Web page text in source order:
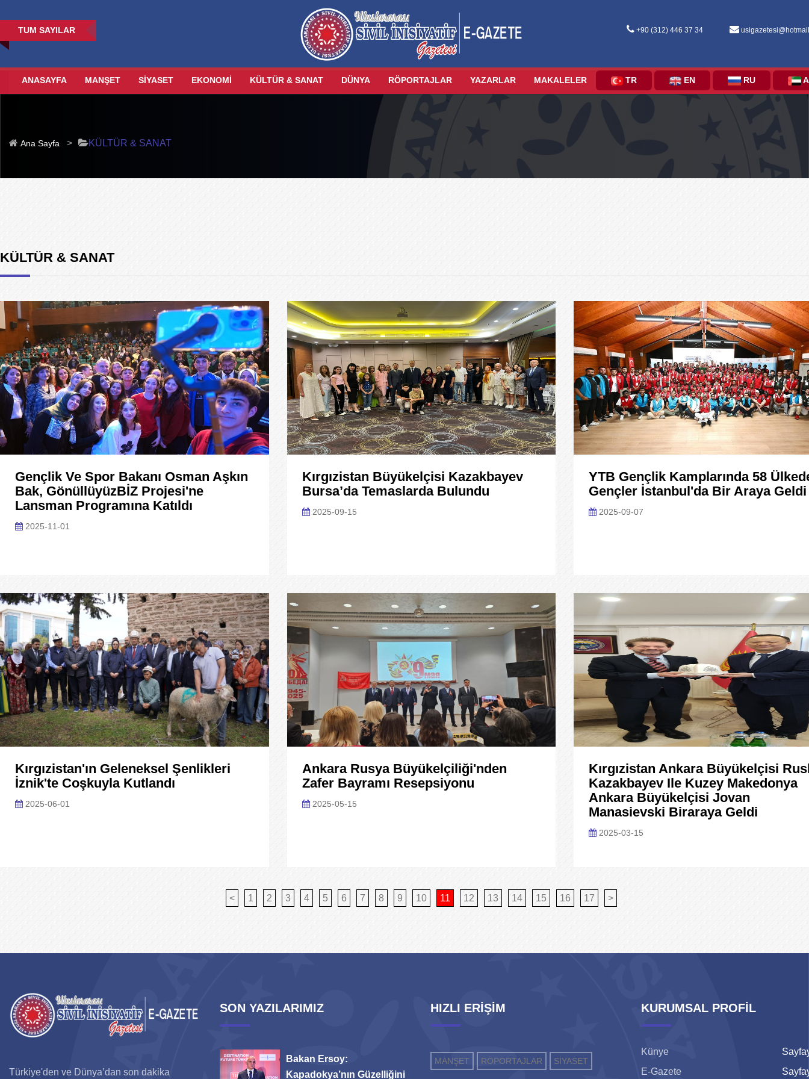
TUM SAYILAR +90 (312) 446 37 34
ANASAYFA MANŞET SİYASET EKONOMİ KÜLTÜR & SANAT DÜNYA RÖPORTAJLAR YAZARLAR MAKALELER TR EN RU
Ana Sayfa > KÜLTÜR & SANAT
KÜLTÜR & SANAT
Gençlik Ve Spor Bakanı Osman Aşkın
Bak, GönüllüyüzBİZ Projesi'ne
Lansman Programına Katıldı
2025-11-01
Kırgızistan Büyükelçisi Kazakbayev
Bursa’da Temaslarda Bulundu
2025-09-15
YTB Gençlik Kamplarında 58
Gençler İstanbul'da Bir Araya Geldi
2025-09-07
Kırgızistan'ın Geleneksel Şenlikleri
İznik'te Coşkuyla Kutlandı
2025-06-01
Ankara Rusya Büyükelçiliği'nden
Zafer Bayramı Resepsiyonu
2025-05-15
Kırgızistan Ankara Büyükelçisi
Kazakbayev Ile Kuzey Makedonya
Ankara Büyükelçisi Jovan
Manasievski Biraraya Geldi
2025-03-15
< 1 2 3 4 5 6 7 8 9 10 11 12 13 14 15 16 17 >
Türkiye'den ve Dünya’dan son dakika
SON YAZILARIMIZ
Bakan Ersoy:
Kapadokya’nın Güzelliğini
HIZLI ERİŞİM
MANŞET RÖPORTAJLAR SİYASET
KURUMSAL PROFİL
Künye
E-Gazete